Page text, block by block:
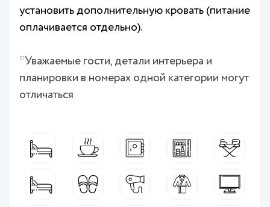
установить дополнительную кровать (питание
оплачивается отдельно).
*Уважаемые гости, детали интерьера и
планировки в номерах одной категории могут
отличаться